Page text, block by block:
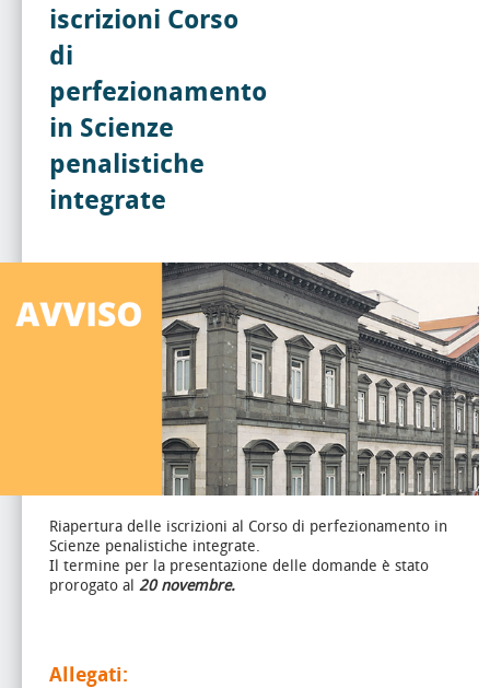
iscrizioni Corso
di
perfezionamento
in Scienze
penalistiche
integrate
Riapertura delle iscrizioni al Corso di perfezionamento in
Scienze penalistiche integrate.
Il termine per la presentazione delle domande è stato
prorogato al 20 novembre.
Allegati: